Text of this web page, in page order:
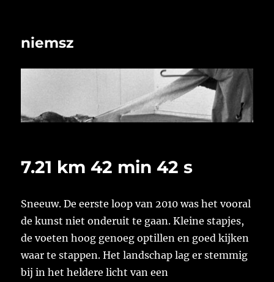
niemsz
7.21 km 42 min 42 s
Sneeuw. De eerste loop van 2010 was het vooral
de kunst niet onderuit te gaan. Kleine stapjes,
de voeten hoog genoeg optillen en goed kijken
waar te stappen. Het landschap lag er stemmig
bij in het heldere licht van een